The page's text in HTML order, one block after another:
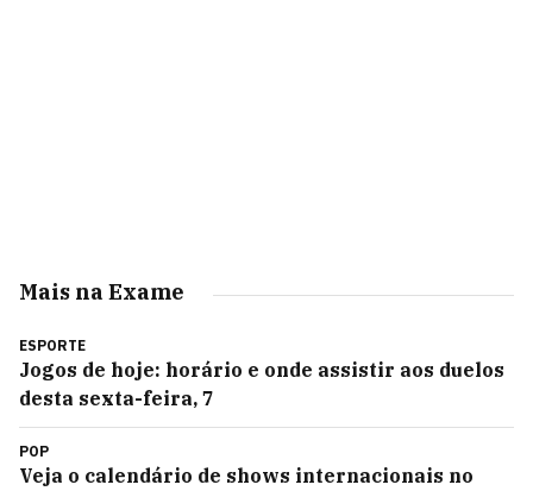
Mais na Exame
ESPORTE
Jogos de hoje: horário e onde assistir aos duelos
desta sexta-feira, 7
POP
Veja o calendário de shows internacionais no